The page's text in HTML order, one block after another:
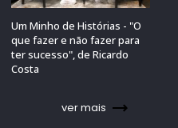
Um Minho de Histórias - "O
que fazer e não fazer para
ter sucesso", de Ricardo
Costa
ver mais